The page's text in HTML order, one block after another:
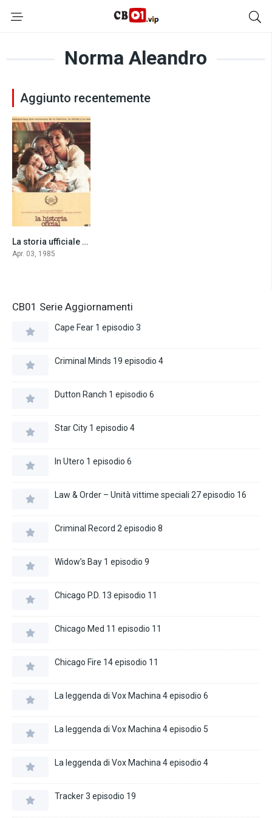
Norma Aleandro
Aggiunto recentemente
7.8La storia ufficiale (1985)
Apr. 03, 1985
CB01 Serie Aggiornamenti
Cape Fear 1 episodio 3
Criminal Minds 19 episodio 4
Dutton Ranch 1 episodio 6
Star City 1 episodio 4
In Utero 1 episodio 6
Law & Order – Unità vittime speciali 27 episodio 16
Criminal Record 2 episodio 8
Widow’s Bay 1 episodio 9
Chicago P.D. 13 episodio 11
Chicago Med 11 episodio 11
Chicago Fire 14 episodio 11
La leggenda di Vox Machina 4 episodio 6
La leggenda di Vox Machina 4 episodio 5
La leggenda di Vox Machina 4 episodio 4
Tracker 3 episodio 19